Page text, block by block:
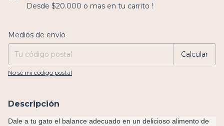
Desde $20.000 o mas en tu carrito !
Entregas para el CP:
Medios de envío
Calcular
No sé mi código postal
Descripción
Dale a tu gato el balance adecuado en un delicioso alimento de